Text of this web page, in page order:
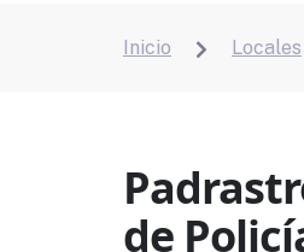
Inicio  Locales
de